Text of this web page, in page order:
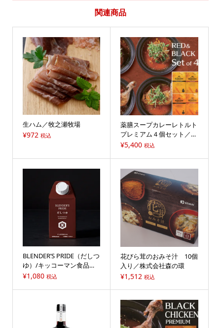
関連商品
生ハム／牧之瀬牧場
¥972 税込
薬膳スープカレーレトルト
プレミアム４個セット／薬
膳スープカレー8,000,000
¥5,400 税込
BLENDER’S PRIDE（だしつ
ゆ）/キッコーマン食品株
式会社
¥1,080 税込
花びら茸のおみそ汁 10個
入り／株式会社森の環
¥1,512 税込